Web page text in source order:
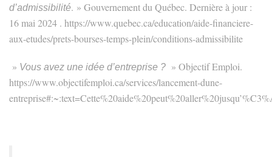
d’admissibilité. » Gouvernement du Québec. Dernière à jour :
16 mai 2024 . https://www.quebec.ca/education/aide-financiere-
aux-etudes/prets-bourses-temps-plein/conditions-admissibilite
» Vous avez une idée d’entreprise ? » Objectif Emploi.
https://www.objectifemploi.ca/services/lancement-dune-